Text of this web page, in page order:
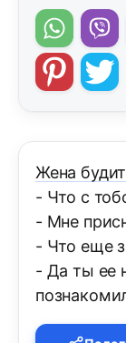
Жена
- Что с
- Мне
- Что еще
- Да ты ее